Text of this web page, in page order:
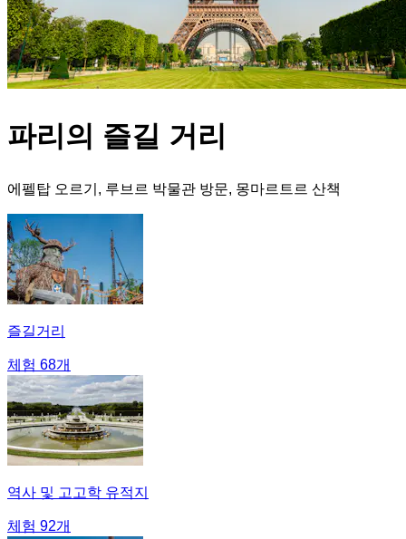
파리의 즐길 거리
에펠탑 오르기, 루브르 박물관 방문, 몽마르트르 산책
즐길거리
체험 68개
역사 및 고고학 유적지
체험 92개